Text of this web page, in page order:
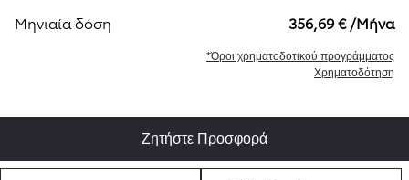
Μηνιαία δόση 356,69 € /Μήνα
*Όροι χρηματοδοτικού προγράμματος
Χρηματοδότηση
Ζητήστε Προσφορά